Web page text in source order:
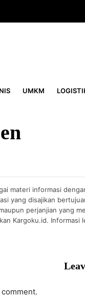
UMKM
materi informasi
yang disajikan
perjanjian yang
Kargoku.id. Informasi